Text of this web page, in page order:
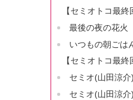
【セミオトコ最
最後の夜の花火
いつもの朝ごは
【セミオトコ最
セミオ(山田涼
セミオ(山田涼